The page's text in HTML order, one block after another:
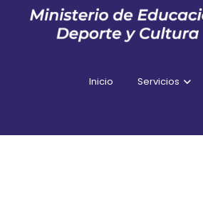
Inicio Servicios